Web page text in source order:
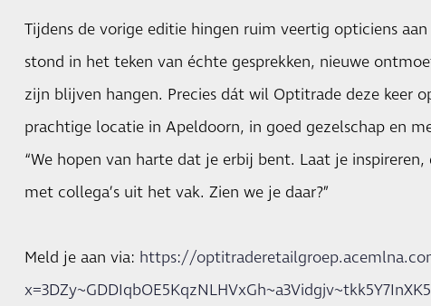
Tijdens de vorige editie hingen ruim veertig opticiens
stond in het teken van échte gesprekken, nieuwe
zijn blijven hangen. Precies dát wil Optitrade deze keer
prachtige locatie in Apeldoorn, in goed gezelschap en
“We hopen van harte dat je erbij bent. Laat je
met collega’s uit het vak. Zien we je daar?”
Meld je aan via: https://